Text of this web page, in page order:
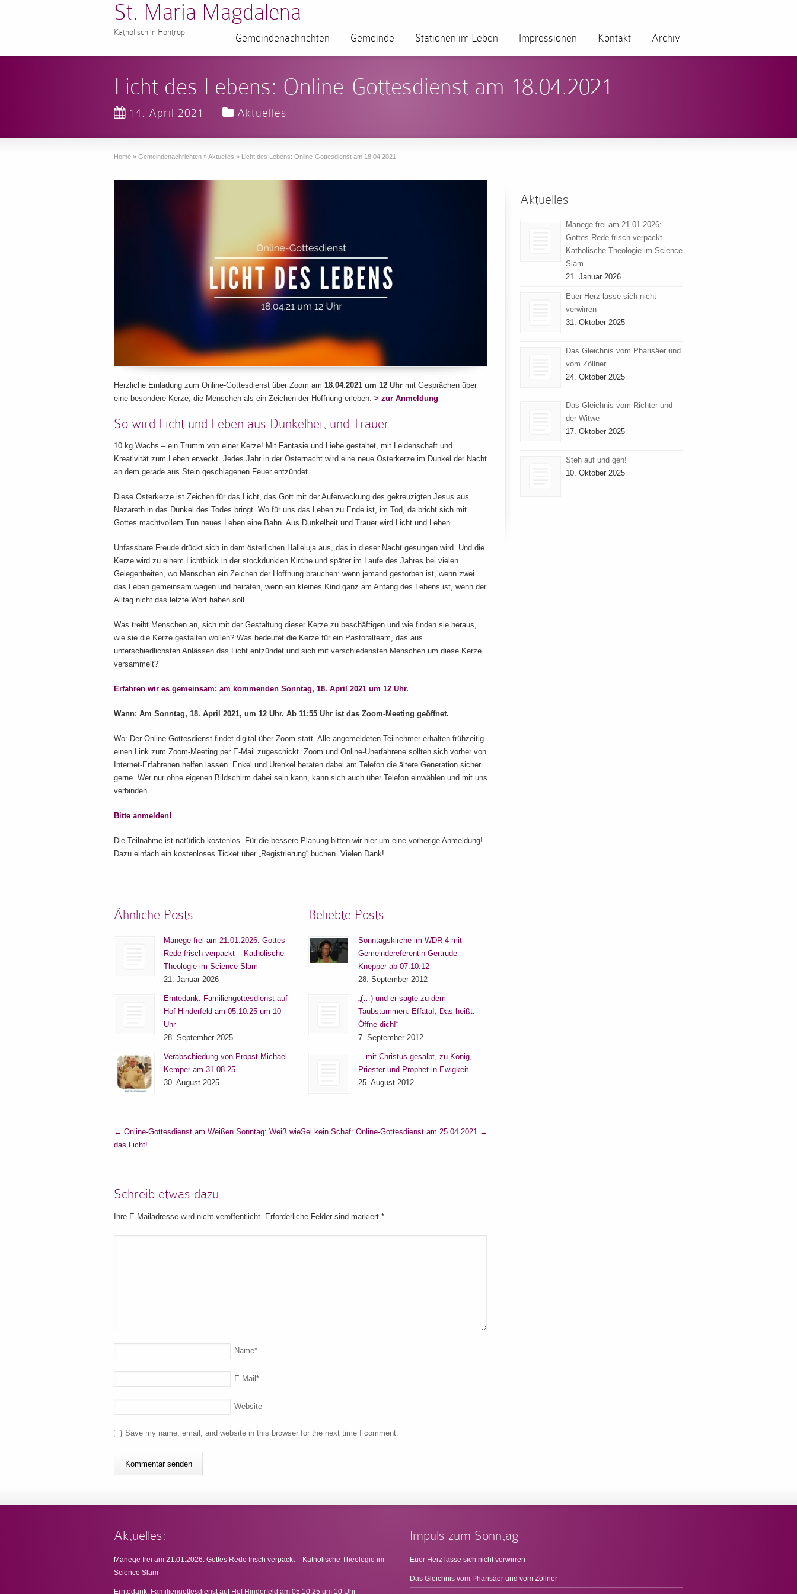
St. Maria Magdalena
Katholisch in Höntrop Gemeindenachrichten Gemeinde Stationen im Leben Impressionen Kontakt Archiv
Licht des Lebens: Online-Gottesdienst am 18.04.2021
14. April 2021 | Aktuelles
Home » Gemeindenachrichten »Aktuelles » Licht des Lebens: Online-Gottesdienst am 18.04.2021
Herzliche Einladung zum Online-Gottesdienst über Zoom am 18.04.2021 um 12 Uhr mit Gesprächen über
eine besondere Kerze, die Menschen als ein Zeichen der Hoffnung erleben. > zur Anmeldung
So wird Licht und Leben aus Dunkelheit und Trauer
10 kg Wachs – ein Trumm von einer Kerze! Mit Fantasie und Liebe gestaltet, mit Leidenschaft und
Kreativität zum Leben erweckt. Jedes Jahr in der Osternacht wird eine neue Osterkerze im Dunkel der Nacht
an dem gerade aus Stein geschlagenen Feuer entzündet.
Diese Osterkerze ist Zeichen für das Licht, das Gott mit der Auferweckung des gekreuzigten Jesus aus
Nazareth in das Dunkel des Todes bringt. Wo für uns das Leben zu Ende ist, im Tod, da bricht sich mit
Gottes machtvollem Tun neues Leben eine Bahn. Aus Dunkelheit und Trauer wird Licht und Leben.
Unfassbare Freude drückt sich in dem österlichen Halleluja aus, das in dieser Nacht gesungen wird. Und die
Kerze wird zu einem Lichtblick in der stockdunklen Kirche und später im Laufe des Jahres bei vielen
Gelegenheiten, wo Menschen ein Zeichen der Hoffnung brauchen: wenn jemand gestorben ist, wenn zwei
das Leben gemeinsam wagen und heiraten, wenn ein kleines Kind ganz am Anfang des Lebens ist, wenn der
Alltag nicht das letzte Wort haben soll.
Was treibt Menschen an, sich mit der Gestaltung dieser Kerze zu beschäftigen und wie finden sie heraus,
wie sie die Kerze gestalten wollen? Was bedeutet die Kerze für ein Pastoralteam, das aus
unterschiedlichsten Anlässen das Licht entzündet und sich mit verschiedensten Menschen um diese Kerze
versammelt?
Erfahren wir es gemeinsam: am kommenden Sonntag, 18. April 2021 um 12 Uhr.
Wann: Am Sonntag, 18. April 2021, um 12 Uhr. Ab 11:55 Uhr ist das Zoom-Meeting geöffnet.
Wo: Der Online-Gottesdienst findet digital über Zoom statt. Alle angemeldeten Teilnehmer erhalten frühzeitig
einen Link zum Zoom-Meeting per E-Mail zugeschickt. Zoom und Online-Unerfahrene sollten sich vorher von
Internet-Erfahrenen helfen lassen. Enkel und Urenkel beraten dabei am Telefon die ältere Generation sicher
gerne. Wer nur ohne eigenen Bildschirm dabei sein kann, kann sich auch über Telefon einwählen und mit uns
verbinden.
Bitte anmelden!
Die Teilnahme ist natürlich kostenlos. Für die bessere Planung bitten wir hier um eine vorherige Anmeldung!
Dazu einfach ein kostenloses Ticket über „Registrierung“ buchen. Vielen Dank!
Ähnliche Posts
Manege frei am 21.01.2026: Gottes
Rede frisch verpackt – Katholische
Theologie im Science Slam
21. Januar 2026
Erntedank: Familiengottesdienst auf
Hof Hinderfeld am 05.10.25 um 10
Uhr
28. September 2025
Verabschiedung von Propst Michael
Kemper am 31.08.25
30. August 2025
Beliebte Posts
Sonntagskirche im WDR 4 mit
Gemeindereferentin Gertrude
Knepper ab 07.10.12
28. September 2012
„(…) und er sagte zu dem
Taubstummen: Effata!, Das heißt:
Öffne dich!“
7. September 2012
…mit Christus gesalbt, zu König,
Priester und Prophet in Ewigkeit.
25. August 2012
← Online-Gottesdienst am Weißen Sonntag: Weiß wie
das Licht!
Sei kein Schaf: Online-Gottesdienst am 25.04.2021 →
Schreib etwas dazu
Ihre E-Mailadresse wird nicht veröffentlicht. Erforderliche Felder sind markiert *
Name*
E-Mail *
Website
Save my name, email, and website in this browser for the next time I comment.
Aktuelles
Manege frei am 21.01.2026:
Gottes Rede frisch verpackt –
Katholische Theologie im Science
Slam
21. Januar 2026
Euer Herz lasse sich nicht
verwirren
31. Oktober 2025
Das Gleichnis vom Pharisäer und
vom Zöllner
24. Oktober 2025
Das Gleichnis vom Richter und
der Witwe
17. Oktober 2025
Steh auf und geh!
10. Oktober 2025
Aktuelles:
Manege frei am 21.01.2026: Gottes Rede frisch verpackt – Katholische Theologie im
Science Slam
Erntedank: Familiengottesdienst auf Hof Hinderfeld am 05.10.25 um 10 Uhr
Impuls zum Sonntag
Euer Herz lasse sich nicht verwirren
Das Gleichnis vom Pharisäer und vom Zöllner